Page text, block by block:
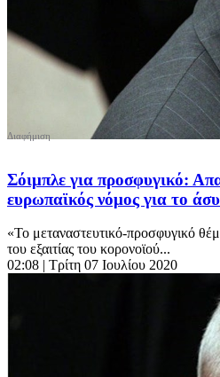
Σόιμπλε για προσφυγικό:
ευρωπαϊκός νόμος για το
«Το μεταναστευτικό-προσφυγικό
του εξαιτίας του κορονοϊού...
02:08 | Τρίτη 07 Ιουλίου 2020